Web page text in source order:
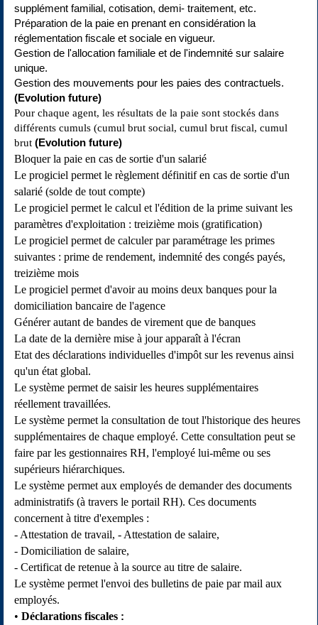
supplément familial, cotisation, demi- traitement, etc.
Préparation de la paie en prenant en considération la
réglementation fiscale et sociale en vigueur.
Gestion de l'allocation familiale et de l'indemnité sur salaire
unique.
Gestion des mouvements pour les paies des contractuels.
(Evolution future)
Pour chaque agent, les résultats de la paie sont stockés dans
différents cumuls (cumul brut social, cumul brut fiscal, cumul
brut (Evolution future)
Bloquer la paie en cas de sortie d'un salarié
Le progiciel permet le règlement définitif en cas de sortie d'un
salarié (solde de tout compte)
Le progiciel permet le calcul et l'édition de la prime suivant les
paramètres d'exploitation : treizième mois (gratification)
Le progiciel permet de calculer par paramétrage les primes
suivantes : prime de rendement, indemnité des congés payés,
treizième mois
Le progiciel permet d'avoir au moins deux banques pour la
domiciliation bancaire de l'agence
Générer autant de bandes de virement que de banques
La date de la dernière mise à jour apparaît à l'écran
Etat des déclarations individuelles d'impôt sur les revenus ainsi
qu'un état global.
Le système permet de saisir les heures supplémentaires
réellement travaillées.
Le système permet la consultation de tout l'historique des heures
supplémentaires de chaque employé. Cette consultation peut se
faire par les gestionnaires RH, l'employé lui-même ou ses
supérieurs hiérarchiques.
Le système permet aux employés de demander des documents
administratifs (à travers le portail RH). Ces documents
concernent à titre d'exemples :
- Attestation de travail, - Attestation de salaire,
- Domiciliation de salaire,
- Certificat de retenue à la source au titre de salaire.
Le système permet l'envoi des bulletins de paie par mail aux
employés.
Déclarations fiscales :